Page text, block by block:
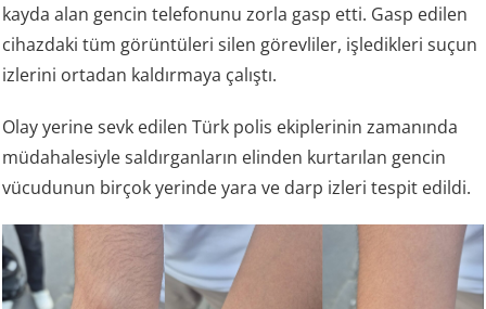
kayda alan gencin telefonunu zorla gasp etti. Gasp edilen
cihazdaki tüm görüntüleri silen görevliler, işledikleri suçun
izlerini ortadan kaldırmaya çalıştı.
Olay yerine sevk edilen Türk polis ekiplerinin zamanında
müdahalesiyle saldırganların elinden kurtarılan gencin
vücudunun birçok yerinde yara ve darp izleri tespit edildi.